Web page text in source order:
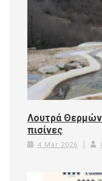
Λουτρά Θερμών
πισίνες
4 Mar 2026